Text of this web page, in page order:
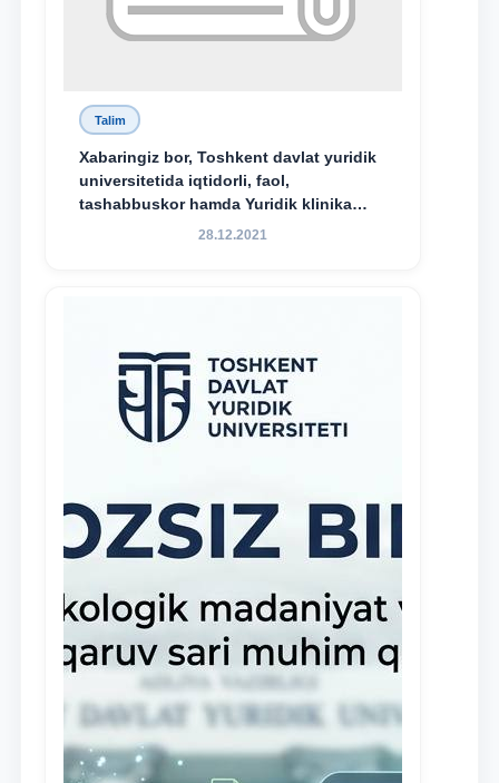
Talim
Xabaringiz bor, Toshkent davlat yuridik
universitetida iqtidorli, faol,
tashabbuskor hamda Yuridik klinika
faoliyatida o‘z bilim va ko‘nikmalarini
28.12.2021